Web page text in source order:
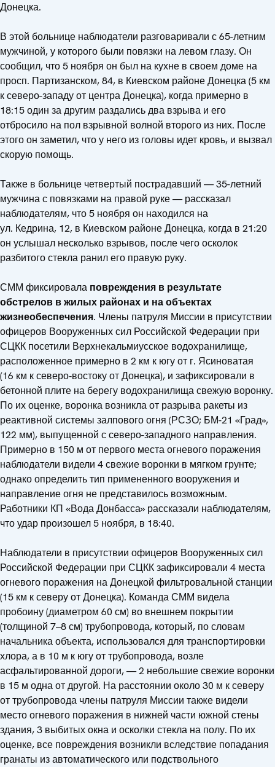
Донецка.
В этой больнице наблюдатели разговаривали с 65-летним
мужчиной, у которого были повязки на левом глазу. Он
сообщил, что 5 ноября он был на кухне в своем доме на
просп. Партизанском, 84, в Киевском районе Донецка (5 км
к северо-западу от центра Донецка), когда примерно в
18:15 один за другим раздались два взрыва и его
отбросило на пол взрывной волной второго из них. После
этого он заметил, что у него из головы идет кровь, и вызвал
скорую помощь.
Также в больнице четвертый пострадавший — 35-летний
мужчина с повязками на правой руке — рассказал
наблюдателям, что 5 ноября он находился на
ул. Кедрина, 12, в Киевском районе Донецка, когда в 21:20
он услышал несколько взрывов, после чего осколок
разбитого стекла ранил его правую руку.
СММ фиксировала повреждения в результате
обстрелов в жилых районах и на объектах
жизнеобеспечения. Члены патруля Миссии в присутствии
офицеров Вооруженных сил Российской Федерации при
СЦКК посетили Верхнекальмиусское водохранилище,
расположенное примерно в 2 км к югу от г. Ясиноватая
(16 км к северо‑востоку от Донецка), и зафиксировали в
бетонной плите на берегу водохранилища свежую воронку.
По их оценке, воронка возникла от разрыва ракеты из
реактивной системы залпового огня (РСЗО; БМ-21 «Град»,
122 мм), выпущенной с северо-западного направления.
Примерно в 150 м от первого места огневого поражения
наблюдатели видели 4 свежие воронки в мягком грунте;
однако определить тип примененного вооружения и
направление огня не представилось возможным.
Работники КП «Вода Донбасса» рассказали наблюдателям,
что удар произошел 5 ноября, в 18:40.
Наблюдатели в присутствии офицеров Вооруженных сил
Российской Федерации при СЦКК зафиксировали 4 места
огневого поражения на Донецкой фильтровальной станции
(15 км к северу от Донецка). Команда СММ видела
пробоину (диаметром 60 см) во внешнем покрытии
(толщиной 7­–8 см) трубопровода, который, по словам
начальника объекта, использовался для транспортировки
хлора, а в 10 м к югу от трубопровода, возле
асфальтированной дороги, — 2 небольшие свежие воронки
в 15 м одна от другой. На расстоянии около 30 м к северу
от трубопровода члены патруля Миссии также видели
место огневого поражения в нижней части южной стены
здания, 3 выбитых окна и осколки стекла на полу. По их
оценке, все повреждения возникли вследствие попадания
гранаты из автоматического или подствольного